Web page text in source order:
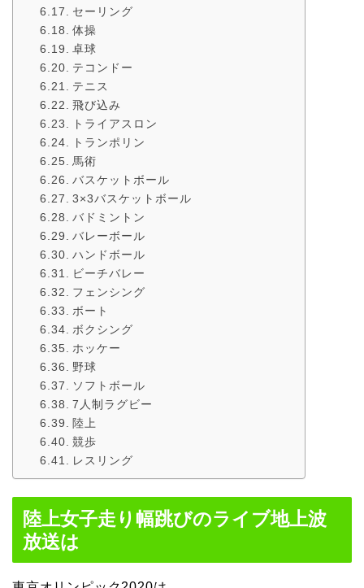
セーリング
体操
卓球
テコンドー
テニス
飛び込み
トライアスロン
トランポリン
馬術
バスケットボール
3×3バスケットボール
バドミントン
バレーボール
ハンドボール
ビーチバレー
フェンシング
ボート
ボクシング
ホッケー
野球
ソフトボール
7人制ラグビー
陸上
競歩
レスリング
陸上女子走り幅跳びのライブ地上波
放送は